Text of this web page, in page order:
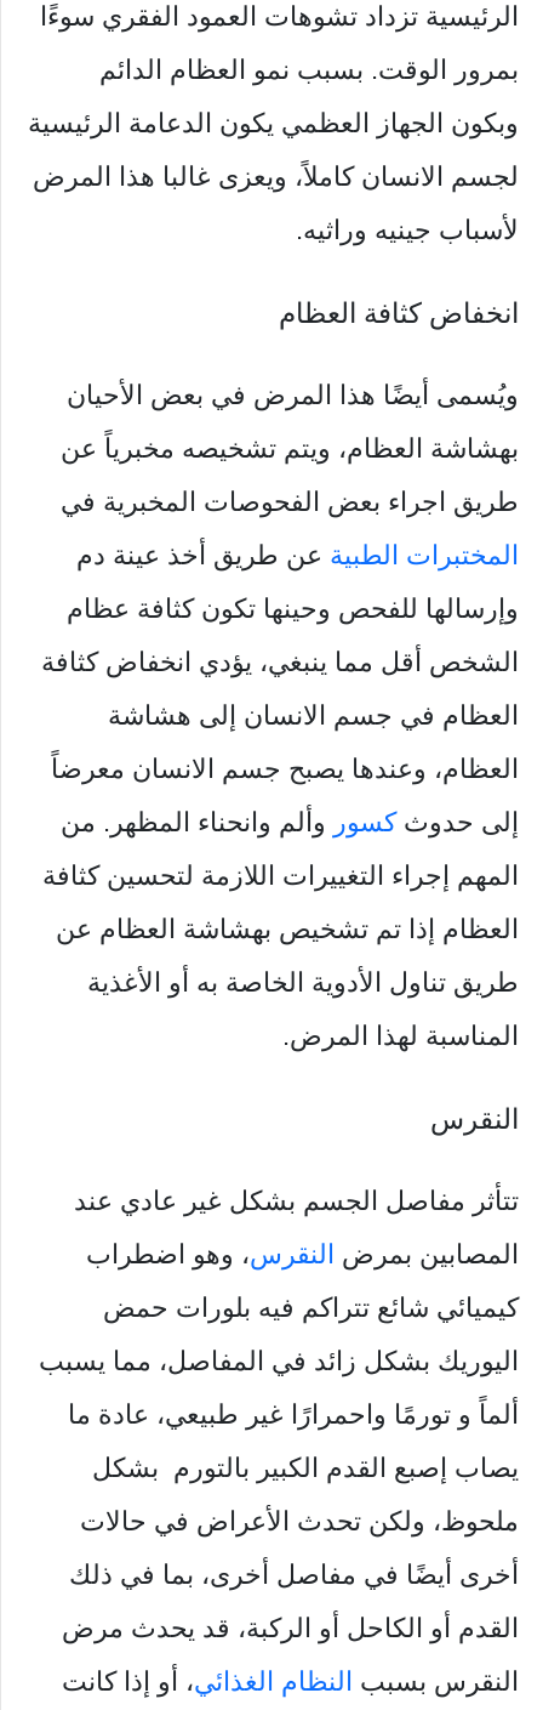
الرئيسية تزداد تشوهات العمود الفقري سوءًا
بمرور الوقت. بسبب نمو العظام الدائم
وبكون الجهاز العظمي يكون الدعامة الرئيسية
لجسم الانسان كاملاً، ويعزى غالبا هذا المرض
لأسباب جينيه وراثيه.
انخفاض كثافة العظام
ويُسمى أيضًا هذا المرض في بعض الأحيان
بهشاشة العظام، ويتم تشخيصه مخبرياً عن
طريق اجراء بعض الفحوصات المخبرية في
المختبرات الطبية عن طريق أخذ عينة دم
وإرسالها للفحص وحينها تكون كثافة عظام
الشخص أقل مما ينبغي، يؤدي انخفاض كثافة
العظام في جسم الانسان إلى هشاشة
العظام، وعندها يصبح جسم الانسان معرضاً
إلى حدوثكسور وألم وانحناء المظهر. من
المهم إجراء التغييرات اللازمة لتحسين كثافة
العظام إذا تم تشخيص بهشاشة العظام عن
طريق تناول الأدوية الخاصة به أو الأغذية
المناسبة لهذا المرض.
النقرس
تتأثر مفاصل الجسم بشكل غير عادي عند
المصابين بمرض النقرس، وهو اضطراب
كيميائي شائع تتراكم فيه بلورات حمض
اليوريك بشكل زائد في المفاصل، مما يسبب
ألماً و تورمًا واحمرارًا غير طبيعي، عادة ما
يصاب إصبع القدم الكبير بالتورم بشكل
ملحوظ، ولكن تحدث الأعراض في حالات
أخرى أيضًا في مفاصل أخرى، بما في ذلك
القدم أو الكاحل أو الركبة، قد يحدث مرض
النقرس بسبب النظام الغذائي، أو إذا كانت